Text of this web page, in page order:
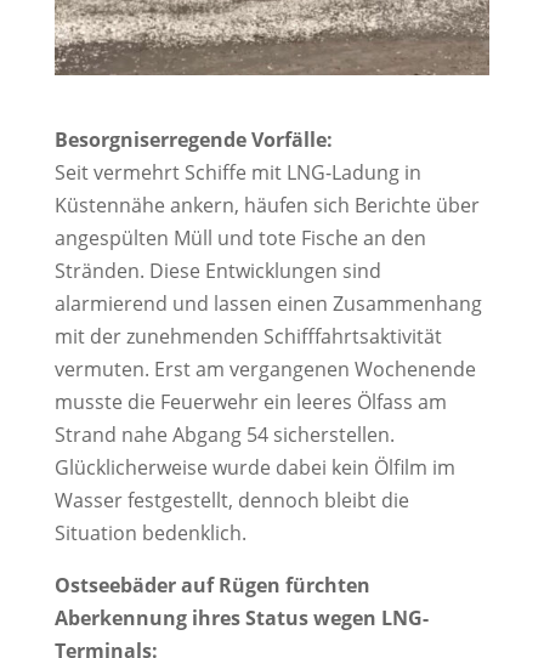
Besorgniserregende Vorfälle:
Seit vermehrt Schiffe mit LNG-Ladung in
Küstennähe ankern, häufen sich Berichte über
angespülten Müll und tote Fische an den
Stränden. Diese Entwicklungen sind
alarmierend und lassen einen Zusammenhang
mit der zunehmenden Schifffahrtsaktivität
vermuten. Erst am vergangenen Wochenende
musste die Feuerwehr ein leeres Ölfass am
Strand nahe Abgang 54 sicherstellen.
Glücklicherweise wurde dabei kein Ölfilm im
Wasser festgestellt, dennoch bleibt die
Situation bedenklich.
Ostseebäder auf Rügen fürchten
Aberkennung ihres Status wegen LNG-
Terminals: